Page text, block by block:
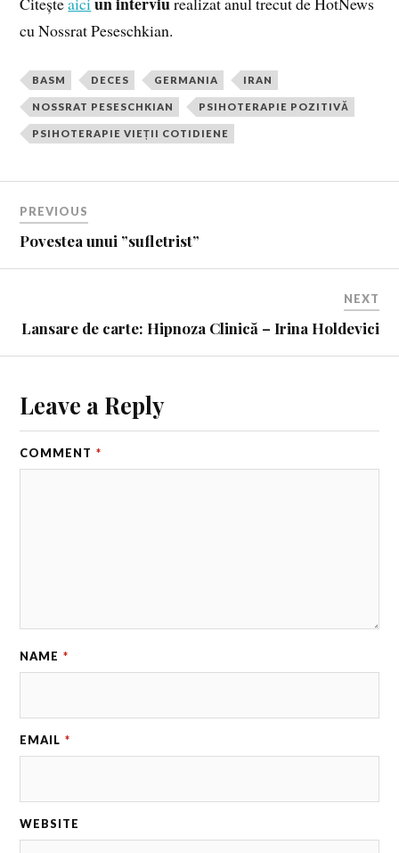
cu Nossrat Peseschkian.
BASM DECES GERMANIA IRAN
NOSSRAT PESESCHKIAN PSIHOTERAPIE POZITIVĂ
PSIHOTERAPIE VIEȚII COTIDIENE
PREVIOUS
Povestea unui ”sufletrist”
NEXT
Lansare de carte: Hipnoza Clinică – Irina Holdevici
Leave a Reply
COMMENT *
NAME *
EMAIL *
WEBSITE